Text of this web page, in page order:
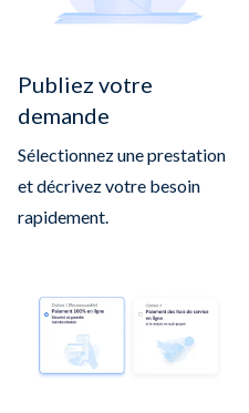
Publiez votre
demande
Sélectionnez une prestation
et décrivez votre besoin
rapidement.